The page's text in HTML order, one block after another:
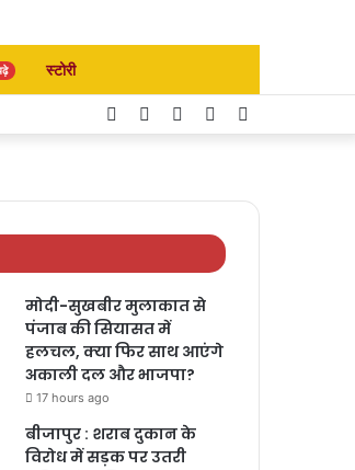
स्टोरी
Instagram
YouTube
Twitter
Facebook
मोदी-सुखबीर मुलाकात से
पंजाब की सियासत में
हलचल, क्या फिर साथ आएंगे
अकाली दल और भाजपा?
17 hours ago
बीजापुर : शराब दुकान के
विरोध में सड़क पर उतरी